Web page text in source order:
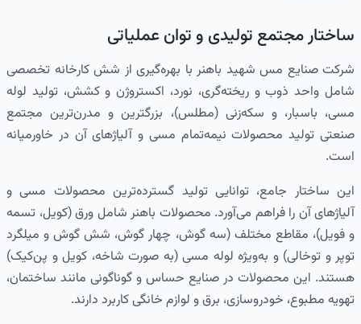
ساختار مجتمع تولیدی و توان عملیاتی
شرکت صنایع مس شهید باهنر با بهره‌گیری از شش کارخانه تخصصی
شامل واحد ذوب و ریخته‌گری، نورد، اکستروژن و کشش، تولید لوله
مسی، باسبار، و سکه‌زنی (مطلس)، بزرگترین و مدرن‌ترین مجتمع
صنعتی تولید محصولات نیمه‌تمام مسی و آلیاژهای آن در خاورمیانه
است.
این ساختار جامع، توانایی تولید گسترده‌ترین محصولات مسی و
آلیاژهای آن را فراهم می‌آورد. محصولات باهنر شامل ورق (کویل، تسمه
و فویل)، مقاطع مختلف (سه گوش، چهار گوش، شش گوش و میلگرد
توپر و توخالی) و به‌ویژه لوله مسی (به صورت شاخه، کویل و پن‌کیک)
هستند. این محصولات در صنایع حساس و گوناگونی مانند ساختمان،
تهویه مطبوع، خودروسازی، برق و لوازم خانگی کاربرد دارند.